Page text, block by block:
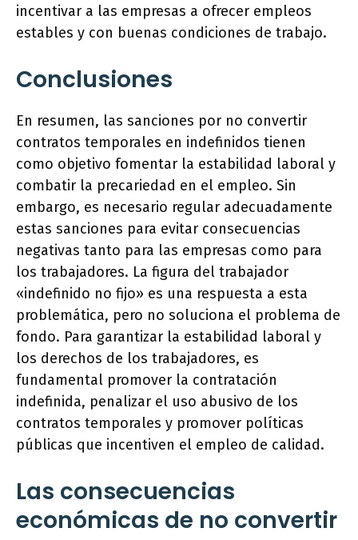
incentivar a las empresas a ofrecer empleos
estables y con buenas condiciones de trabajo.
Conclusiones
En resumen, las sanciones por no convertir
contratos temporales en indefinidos tienen
como objetivo fomentar la estabilidad laboral y
combatir la precariedad en el empleo. Sin
embargo, es necesario regular adecuadamente
estas sanciones para evitar consecuencias
negativas tanto para las empresas como para
los trabajadores. La figura del trabajador
«indefinido no fijo» es una respuesta a esta
problemática, pero no soluciona el problema de
fondo. Para garantizar la estabilidad laboral y
los derechos de los trabajadores, es
fundamental promover la contratación
indefinida, penalizar el uso abusivo de los
contratos temporales y promover políticas
públicas que incentiven el empleo de calidad.
Las consecuencias
económicas de no convertir